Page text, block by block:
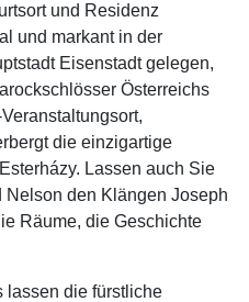
und Residenz
und markant in der
Eisenstadt gelegen,
Österreichs
die einzigartige
Lassen auch Sie
den Klängen Joseph
Räume, die Geschichte
lassen die fürstliche